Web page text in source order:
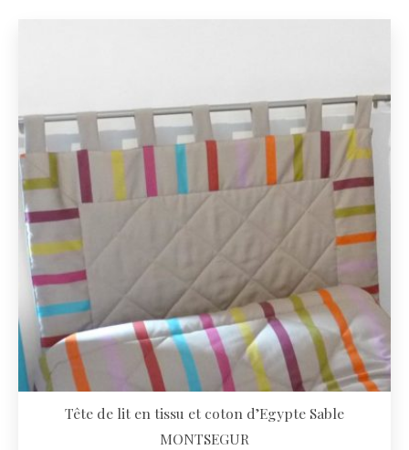
Tête de lit en tissu et coton d’Egypte Sable
MONTSEGUR